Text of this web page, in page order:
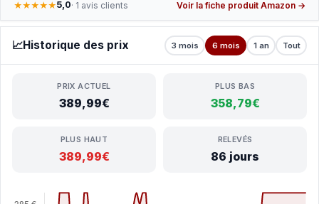
★★★★★5,0· 1 avis clients Voir la fiche produit Amazon →
📈Historique des prix 3 mois 6 mois 1 an Tout
PRIX ACTUEL
389,99€
PLUS BAS
358,79€
PLUS HAUT
389,99€
RELEVÉS
86 jours